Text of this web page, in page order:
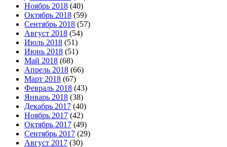
Ноябрь 2018 (40)
Октябрь 2018 (59)
Сентябрь 2018 (57)
Август 2018 (54)
Июль 2018 (51)
Июнь 2018 (51)
Май 2018 (68)
Апрель 2018 (66)
Март 2018 (67)
Февраль 2018 (43)
Январь 2018 (38)
Декабрь 2017 (40)
Ноябрь 2017 (42)
Октябрь 2017 (49)
Сентябрь 2017 (29)
Август 2017 (30)